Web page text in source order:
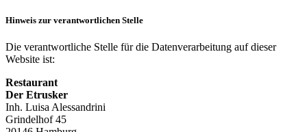
Hinweis zur verantwortlichen Stelle
Die verantwortliche Stelle für die Datenverarbeitung auf dieser
Website ist:
Restaurant
Der Etrusker
Inh. Luisa Alessandrini
Grindelhof 45